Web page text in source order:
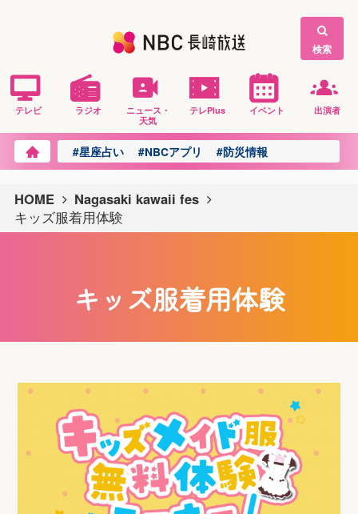
検索
テレビ ラジオ
ニュース・
天気
テレPlus イベント 出演者
#星座占い #NBCアプリ #防災情報
HOME
Nagasaki kawaii fes
キッズ服着用体験
キッズ服着用体験